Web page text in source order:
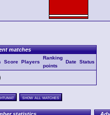
matches
Score Players
Ranking
points
Date Status
show all matches